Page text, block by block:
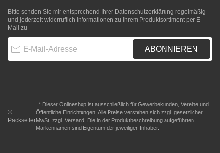
Bitte senden Sie mir entsprechend Ihrer Datenschutzerklärung regelmäßig
und jederzeit widerruflich Informationen zu Ihrem Produktsortiment per E-
Mail zu.
ABONNIEREN
©
Packseller
* Dieser Onlineshop ist ausschließlich für Gewerbekunden, Vereine und
Öffentliche Einrichtungen. Alle Preise verstehen sich zzgl. gesetzlicher
MwSt. zzgl. Versand . Die in der Produktbeschreibung aufgeführten
Markennamen sind Eigentum der jeweiligen Inhaber.